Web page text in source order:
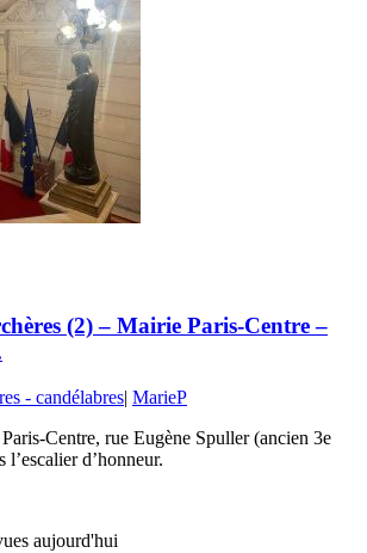
(2) – Mairie Paris-Centre –
- candélabres| MarieP
Centre, rue Eugène Spuller (ancien 3e
l’escalier d’honneur.
aujourd'hui